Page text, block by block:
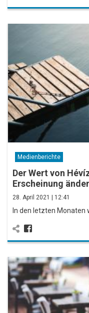
Medienberichte
Der Wert von
Erscheinung
28. April 2021 | 12:41
In den letzten Monaten